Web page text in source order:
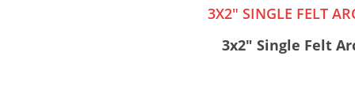
3X2" SINGLE FELT
3x2" Single Felt